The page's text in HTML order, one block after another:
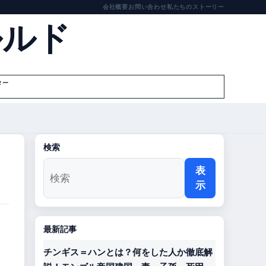
会社概要お問い合わせ私たちのストーリー
ド
ー
検索
表
示
最新記事
チンギス＝ハンとは？何をした人か徹底解